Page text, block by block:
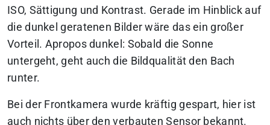
ISO, Sättigung und Kontrast. Gerade im Hinblick auf
die dunkel geratenen Bilder wäre das ein großer
Vorteil. Apropos dunkel: Sobald die Sonne
untergeht, geht auch die Bildqualität den Bach
runter.
Bei der Frontkamera wurde kräftig gespart, hier ist
auch nichts über den verbauten Sensor bekannt.